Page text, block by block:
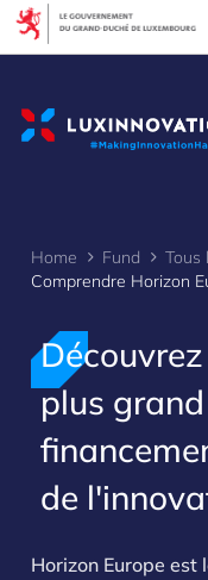
Home Fund
Tous
plus
de
Horizon Europe
Cookies management